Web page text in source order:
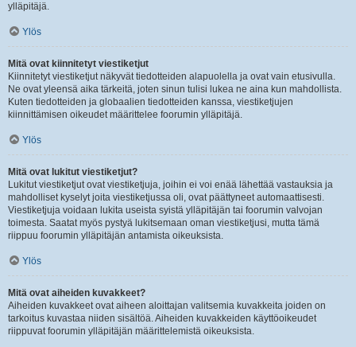
ylläpitäjä.
Ylös
Mitä ovat kiinnitetyt viestiketjut
Kiinnitetyt viestiketjut näkyvät tiedotteiden alapuolella ja ovat vain etusivulla.
Ne ovat yleensä aika tärkeitä, joten sinun tulisi lukea ne aina kun mahdollista.
Kuten tiedotteiden ja globaalien tiedotteiden kanssa, viestiketjujen
kiinnittämisen oikeudet määrittelee foorumin ylläpitäjä.
Ylös
Mitä ovat lukitut viestiketjut?
Lukitut viestiketjut ovat viestiketjuja, joihin ei voi enää lähettää vastauksia ja
mahdolliset kyselyt joita viestiketjussa oli, ovat päättyneet automaattisesti.
Viestiketjuja voidaan lukita useista syistä ylläpitäjän tai foorumin valvojan
toimesta. Saatat myös pystyä lukitsemaan oman viestiketjusi, mutta tämä
riippuu foorumin ylläpitäjän antamista oikeuksista.
Ylös
Mitä ovat aiheiden kuvakkeet?
Aiheiden kuvakkeet ovat aiheen aloittajan valitsemia kuvakkeita joiden on
tarkoitus kuvastaa niiden sisältöä. Aiheiden kuvakkeiden käyttöoikeudet
riippuvat foorumin ylläpitäjän määrittelemistä oikeuksista.